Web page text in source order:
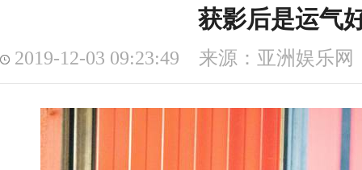
获影后是运气
2019-12-03 09:23:49 来源：亚洲娱乐网